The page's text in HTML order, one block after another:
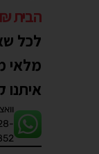
הבית 250₪
לכל
מלאי
איתנו